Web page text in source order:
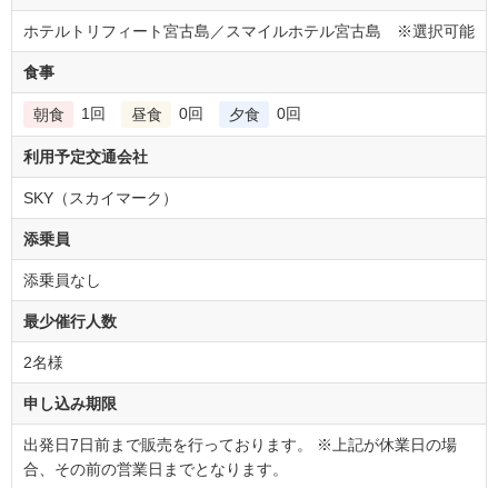
ホテルトリフィート宮古島／スマイルホテル宮古島 ※選択可能
食事
朝食 1回 昼食 0回 夕食 0回
利用予定交通会社
SKY（スカイマーク）
添乗員
添乗員なし
最少催行人数
2名様
申し込み期限
出発日7日前まで販売を行っております。 ※上記が休業日の場
合、その前の営業日までとなります。